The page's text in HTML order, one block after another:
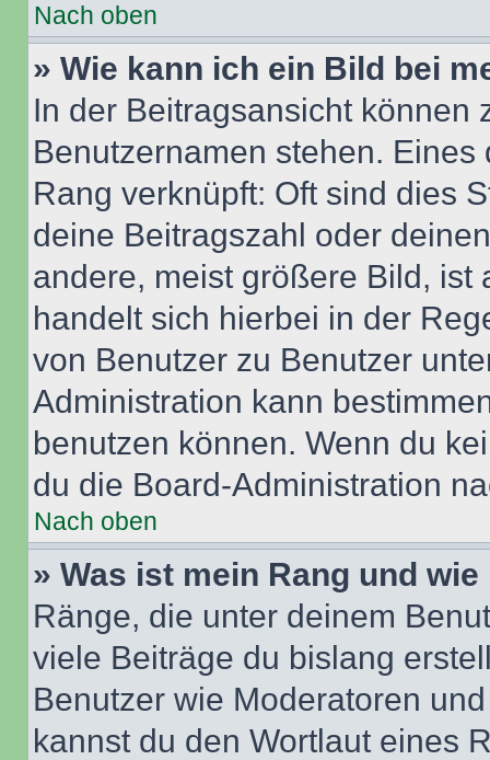
Nach oben
» Wie kann ich ein Bild bei
In der Beitragsansicht können
Benutzernamen stehen.
Rang verknüpft: Oft sind dies
deine Beitragszahl oder
andere, meist größere Bild, ist
handelt sich hierbei in der
von Benutzer zu Benutzer
Administration kann
benutzen können. Wenn du
du die Board-Administration
Nach oben
» Was ist mein Rang und
Ränge, die unter deinem
viele Beiträge du bislang
Benutzer wie Moderatoren
kannst du den Wortlaut eines